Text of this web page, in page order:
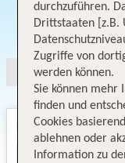
durchzuführen.
Drittstaaten [z.B.
Zugriffe von
werden können.
Sie können mehr
finden und
Cookies
ablehnen oder
Information zu